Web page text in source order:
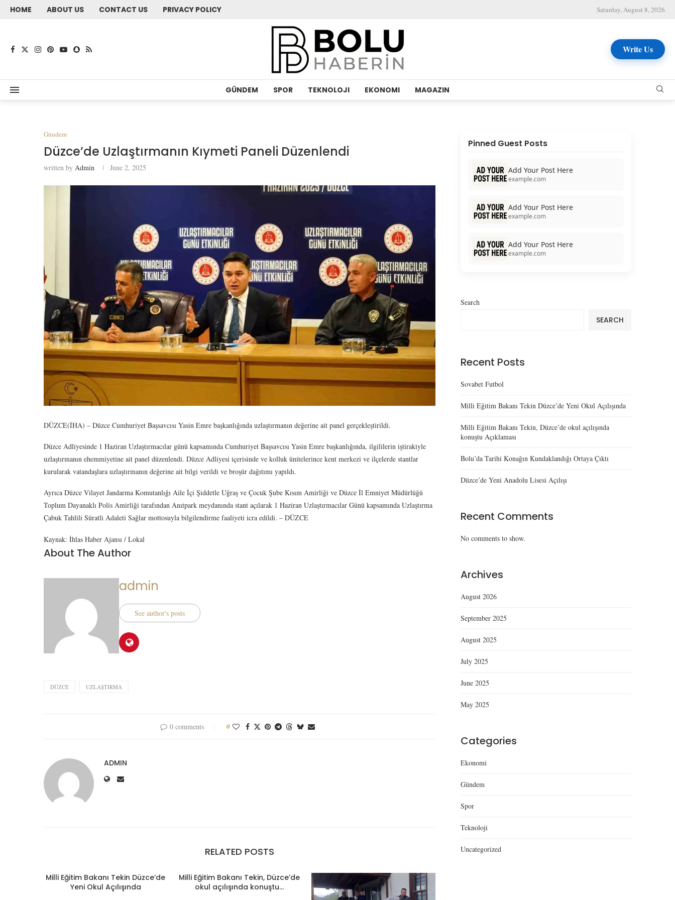
HOME ABOUT US CONTACT US PRIVACY POLICY Saturday, August 8, 2026
Write Us
GÜNDEM SPOR TEKNOLOJI EKONOMI MAGAZIN
Gündem
Düzce’de Uzlaştırmanın Kıymeti Paneli Düzenlendi
written by Admin June 2, 2025
DÜZCE(İHA) – Düzce Cumhuriyet Başsavcısı Yasin Emre başkanlığında uzlaştırmanın değerine ait panel gerçekleştirildi.
Düzce Adliyesinde 1 Haziran Uzlaştırmacılar günü kapsamında Cumhuriyet Başsavcısı Yasin Emre başkanlığında, ilgililerin iştirakiyle
uzlaştırmanın ehemmiyetine ait panel düzenlendi. Düzce Adliyesi içerisinde ve kolluk ünitelerince kent merkezi ve ilçelerde stantlar
kurularak vatandaşlara uzlaştırmanın değerine ait bilgi verildi ve broşür dağıtımı yapıldı.
Ayrıca Düzce Vilayet Jandarma Komutanlığı Aile İçi Şiddetle Uğraş ve Çocuk Şube Kısım Amirliği ve Düzce İl Emniyet Müdürlüğü
Toplum Dayanaklı Polis Amirliği tarafından Anıtpark meydanında stant açılarak 1 Haziran Uzlaştırmacılar Günü kapsamında Uzlaştırma
Çabuk Tahlili Süratli Adaleti Sağlar mottosuyla bilgilendirme faaliyeti icra edildi. – DÜZCE
Kaynak: İhlas Haber Ajansı / Lokal
About The Author
admin
See author's posts
DÜZCE UZLAŞTIRMA
0 comments 0
ADMIN
RELATED POSTS
Milli Eğitim Bakanı Tekin Düzce’de
Yeni Okul Açılışında
Milli Eğitim Bakanı Tekin, Düzce’de
okul açılışında konuştu...
Pinned Guest Posts
Add Your Post Here
example.com
Add Your Post Here
example.com
Add Your Post Here
example.com
Search
SEARCH
Recent Posts
Sovabet Futbol
Milli Eğitim Bakanı Tekin Düzce’de Yeni Okul Açılışında
Milli Eğitim Bakanı Tekin, Düzce’de okul açılışında
konuştu Açıklaması
Bolu’da Tarihi Konağın Kundaklandığı Ortaya Çıktı
Düzce’de Yeni Anadolu Lisesi Açılışı
Recent Comments
No comments to show.
Archives
August 2026
September 2025
August 2025
July 2025
June 2025
May 2025
Categories
Ekonomi
Gündem
Spor
Teknoloji
Uncategorized